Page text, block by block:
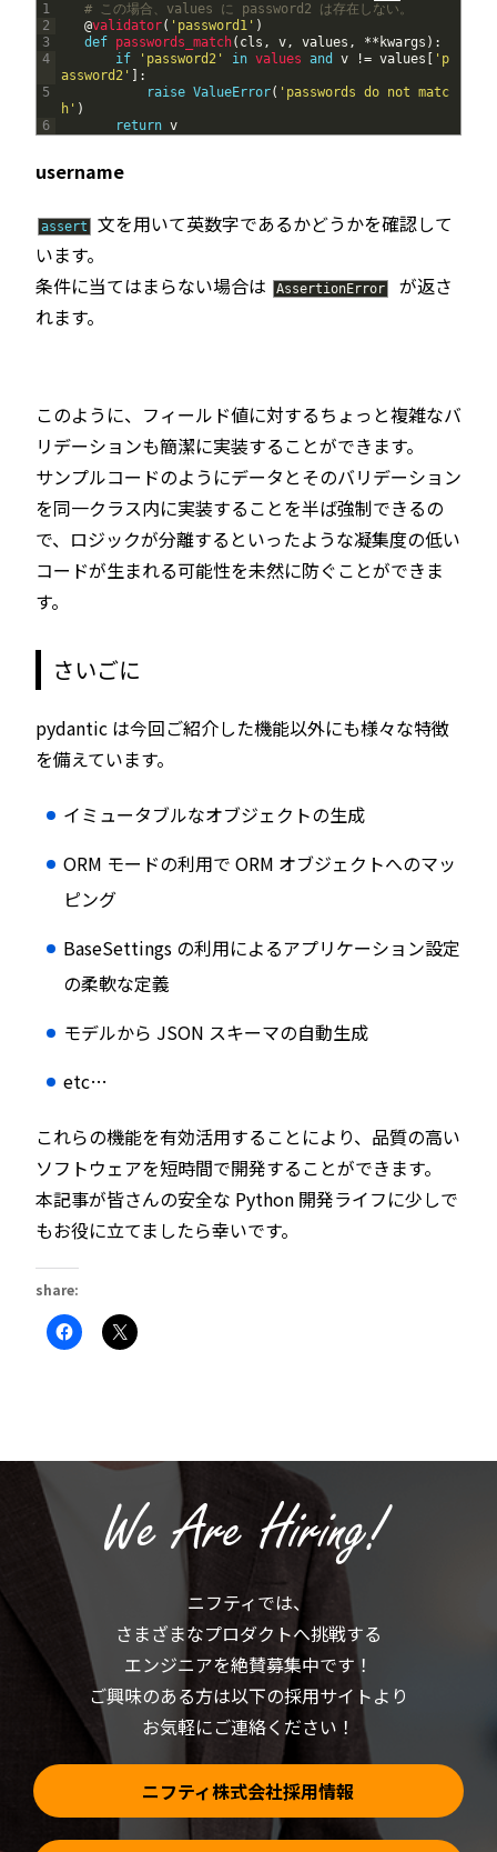
1
2
3
4
5
6
# この場合、values に password2 は存在しない。
@validator( 'password1' )
def passwords_match( cls , v, values , ** kwargs ) :
if
'password2' in values and v != values
'p
assword2'
:
raise ValueError( 'passwords do not matc
h' )
return v
username
assert 文を用いて英数字であるかどうかを確認して
います。
条件に当てはまらない場合は
AssertionError
が返さ
れます。
このように、フィールド値に対するちょっと複雑なバ
リデーションも簡潔に実装することができます。
サンプルコードのようにデータとそのバリデーション
を同一クラス内に実装することを半ば強制できるの
で、ロジックが分離するといったような凝集度の低い
コードが生まれる可能性を未然に防ぐことができま
す。
さいごに
pydantic は今回ご紹介した機能以外にも様々な特徴
を備えています。
イミュータブルなオブジェクトの生成
ORM モードの利用で ORM オブジェクトへのマッ
ピング
BaseSettings の利用によるアプリケーション設定
の柔軟な定義
モデルから JSON スキーマの自動生成
etc…
これらの機能を有効活用することにより、品質の高い
ソフトウェアを短時間で開発することができます。
本記事が皆さんの安全な Python 開発ライフに少しで
もお役に立てましたら幸いです。
share:
Facebook
で
リ
し
い
ウ
ィ
開
き
す)
ク
リ
有
(新
い
ウ
ィ
ン
ま
す)
ニフティでは、
さまざまなプロダクトへ挑戦する
エンジニアを絶賛募集中です！
ご興味のある方は以下の採用サイトより
お気軽にご連絡ください！
ニフティ株式会社採用情報